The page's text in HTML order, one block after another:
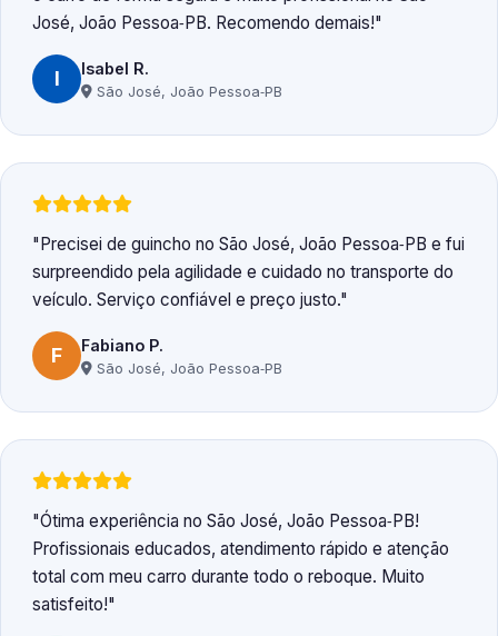
José, João Pessoa‑PB. Recomendo demais!
I Isabel R.
São José, João Pessoa‑PB
Precisei de guincho no São José, João Pessoa‑PB e fui
surpreendido pela agilidade e cuidado no transporte do
veículo. Serviço confiável e preço justo.
F Fabiano P.
São José, João Pessoa‑PB
Ótima experiência no São José, João Pessoa‑PB!
Profissionais educados, atendimento rápido e atenção
total com meu carro durante todo o reboque. Muito
satisfeito!